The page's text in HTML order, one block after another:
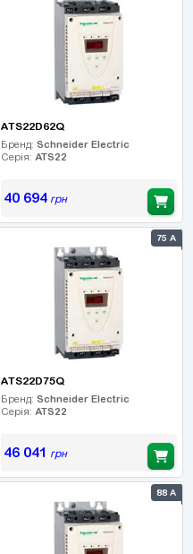
ATS22D62Q
Бренд: Schneider Electric
Серія: ATS22
40 694грн
75 А
ATS22D75Q
Бренд: Schneider Electric
Серія: ATS22
46 041 грн
88 А